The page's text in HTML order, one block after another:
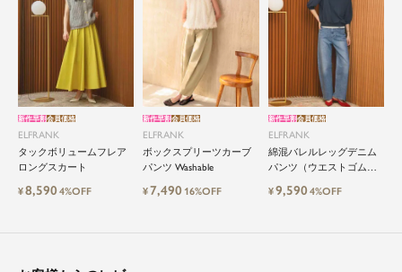
ELFRANK
タックボリュームフレア
ロングスカート
新作早割会員価格
¥8,5904%OFF
ELFRANK
ボックスプリーツカーブ
パンツ Washable
新作早割会員価格
¥7,490 16%OFF
ELFRANK
綿混バレルレッグデニム
パンツ（ウエストゴム）
新作早割会員価格
¥9,5904%OFF